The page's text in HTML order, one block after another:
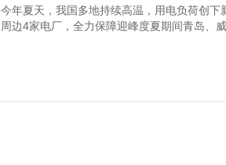
今年夏天，我国多地持续高温，用电负荷创
周边4家电厂，全力保障迎峰度夏期间青岛、